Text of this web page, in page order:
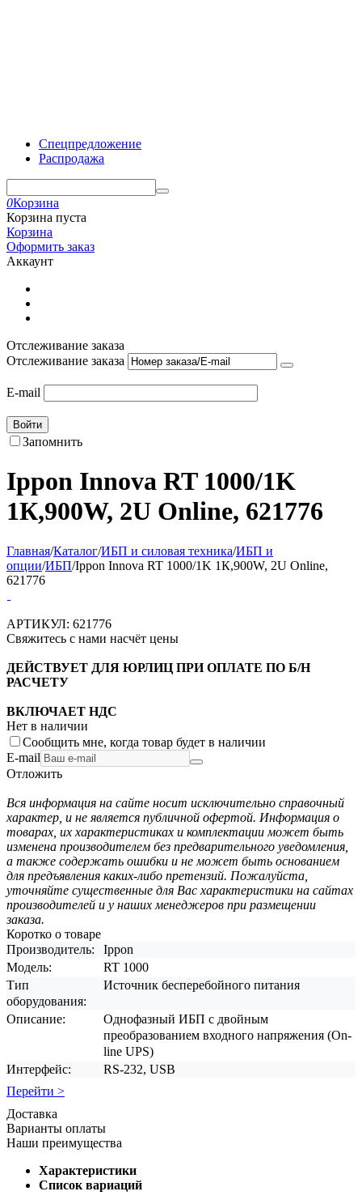
Спецпредложение
Распродажа
0Корзина
Корзина пуста
Корзина
Оформить заказ
Аккаунт
Отслеживание заказа
Отслеживание заказа
E-mail
Войти
Запомнить
Ippon Innova RT 1000/1K
1К,900W, 2U Online, 621776
Главная/Каталог/ИБП и силовая техника/ИБП и
опции/ИБП/Ippon Innova RT 1000/1K 1К,900W, 2U Online,
621776
АРТИКУЛ: 621776
Свяжитесь с нами насчёт цены
ДЕЙСТВУЕТ ДЛЯ ЮРЛИЦ ПРИ ОПЛАТЕ ПО Б/Н
РАСЧЕТУ
ВКЛЮЧАЕТ НДС
Нет в наличии
Сообщить мне, когда товар будет в наличии
E-mail
Отложить
Вся информация на сайте носит исключительно справочный
характер, и не является публичной офертой. Информация о
товарах, их характеристиках и комплектации может быть
изменена производителем без предварительного уведомления,
а также содержать ошибки и не может быть основанием
для предъявления каких-либо претензий. Пожалуйста,
уточняйте существенные для Вас характеристики на сайтах
производителей и у наших менеджеров при размещении
заказа.
Коротко о товаре
Производитель:
Ippon
Модель:
RT 1000
Тип
оборудования:
Источник бесперебойного питания
Описание:
Однофазный ИБП с двойным
преобразованием входного напряжения (On-
line UPS)
Интерфейс:
RS-232, USB
Перейти >
Доставка
Варианты оплаты
Наши преимущества
Характеристики
Список вариаций